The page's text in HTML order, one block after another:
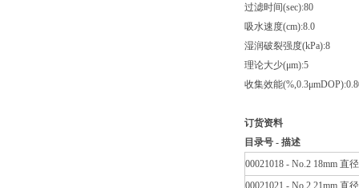
过滤时间(sec):80
吸水速度(cm):8.0
湿润破裂强度(kPa):8
理论大少(μm):5
收集效能
订货资料
目录号 - 描述
00021018 - No.2 18mm 直
00021021 - No.2 21mm 直